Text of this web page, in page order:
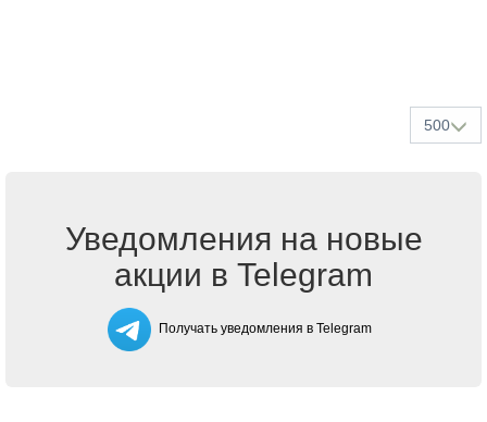
500
Уведомления на новые
акции в Telegram
Получать уведомления в Telegram